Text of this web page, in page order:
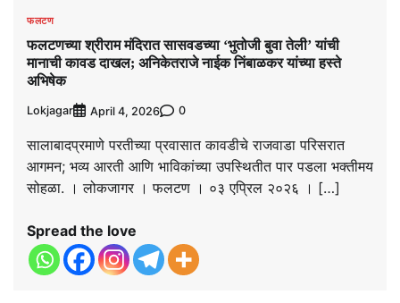
फलटण
फलटणच्या श्रीराम मंदिरात सासवडच्या ‘भुतोजी बुवा तेली’ यांची
मानाची कावड दाखल; अनिकेतराजे नाईक निंबाळकर यांच्या हस्ते
अभिषेक
Lokjagar April 4, 2026 0
सालाबादप्रमाणे परतीच्या प्रवासात कावडीचे राजवाडा परिसरात
आगमन; भव्य आरती आणि भाविकांच्या उपस्थितीत पार पडला भक्तीमय
सोहळा. । लोकजागर । फलटण । ०३ एप्रिल २०२६ । […]
Spread the love